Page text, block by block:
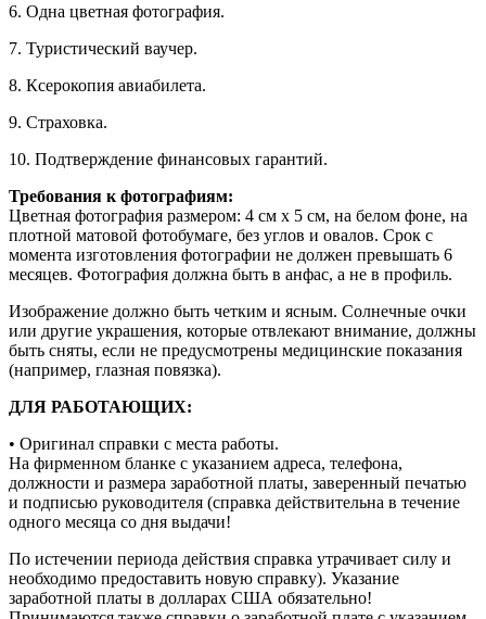
6. Одна цветная фотография.
7. Туристический ваучер.
8. Ксерокопия авиабилета.
9. Страховка.
10. Подтверждение финансовых гарантий.
Требования к фотографиям:
Цветная фотография размером: 4 см х 5 см, на белом фоне, на
плотной матовой фотобумаге, без углов и овалов. Срок с
момента изготовления фотографии не должен превышать 6
месяцев. Фотография должна быть в анфас, а не в профиль.
Изображение должно быть четким и ясным. Солнечные очки
или другие украшения, которые отвлекают внимание, должны
быть сняты, если не предусмотрены медицинские показания
(например, глазная повязка).
ДЛЯ РАБОТАЮЩИХ:
• Оригинал справки с места работы.
На фирменном бланке с указанием адреса, телефона,
должности и размера заработной платы, заверенный печатью
и подписью руководителя (справка действительна в течение
одного месяца со дня выдачи!
По истечении периода действия справка утрачивает силу и
необходимо предоставить новую справку). Указание
заработной платы в долларах США обязательно!